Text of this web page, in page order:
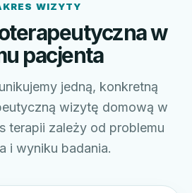
WIZYTY
w
pacjenta
jedną, konkretną
wizytę domową w
terapii zależy od problemu
i wyniku badania.